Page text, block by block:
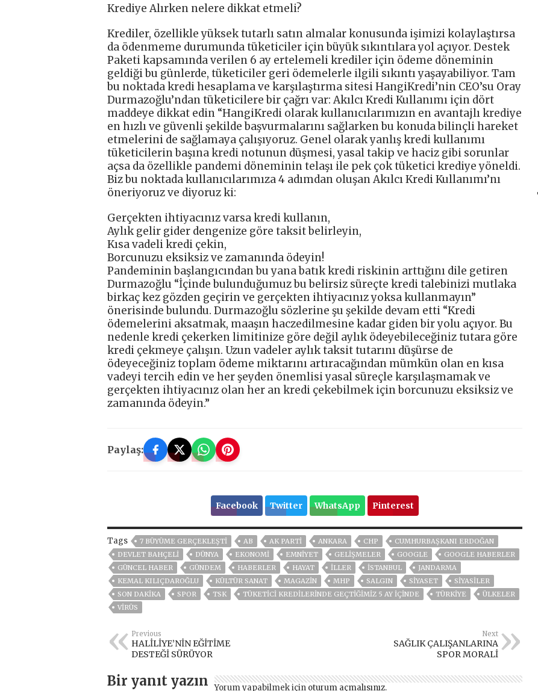
Krediye Alırken nelere dikkat etmeli?
Krediler, özellikle yüksek tutarlı satın almalar konusunda işimizi kolaylaştırsa
da ödenmeme durumunda tüketiciler için büyük sıkıntılara yol açıyor. Destek
Paketi kapsamında verilen 6 ay ertelemeli krediler için ödeme döneminin
geldiği bu günlerde, tüketiciler geri ödemelerle ilgili sıkıntı yaşayabiliyor. Tam
bu noktada kredi hesaplama ve karşılaştırma sitesi HangiKredi’nin CEO’su Oray
Durmazoğlu’ndan tüketicilere bir çağrı var: Akılcı Kredi Kullanımı için dört
maddeye dikkat edin “HangiKredi olarak kullanıcılarımızın en avantajlı krediye
en hızlı ve güvenli şekilde başvurmalarını sağlarken bu konuda bilinçli hareket
etmelerini de sağlamaya çalışıyoruz. Genel olarak yanlış kredi kullanımı
tüketicilerin başına kredi notunun düşmesi, yasal takip ve haciz gibi sorunlar
açsa da özellikle pandemi döneminin telaşı ile pek çok tüketici krediye yöneldi.
Biz bu noktada kullanıcılarımıza 4 adımdan oluşan Akılcı Kredi Kullanımı’nı
öneriyoruz ve diyoruz ki:
Gerçekten ihtiyacınız varsa kredi kullanın,
Aylık gelir gider dengenize göre taksit belirleyin,
Kısa vadeli kredi çekin,
Borcunuzu eksiksiz ve zamanında ödeyin!
Pandeminin başlangıcından bu yana batık kredi riskinin arttığını dile getiren
Durmazoğlu “İçinde bulunduğumuz bu belirsiz süreçte kredi talebinizi mutlaka
birkaç kez gözden geçirin ve gerçekten ihtiyacınız yoksa kullanmayın”
önerisinde bulundu. Durmazoğlu sözlerine şu şekilde devam etti “Kredi
ödemelerini aksatmak, maaşın haczedilmesine kadar giden bir yolu açıyor. Bu
nedenle kredi çekerken limitinize göre değil aylık ödeyebileceğiniz tutara göre
kredi çekmeye çalışın. Uzun vadeler aylık taksit tutarını düşürse de
ödeyeceğiniz toplam ödeme miktarını artıracağından mümkün olan en kısa
vadeyi tercih edin ve her şeyden önemlisi yasal süreçle karşılaşmamak ve
gerçekten ihtiyacınız olan her an kredi çekebilmek için borcunuzu eksiksiz ve
zamanında ödeyin.”
Paylaş:
Facebook Twitter WhatsApp Pinterest
Tags 7 BÜYÜME GERÇEKLEŞTI AB AK PARTİ ANKARA CHP
CUMHURBAŞKANI ERDOĞAN
DEVLET BAHÇELİ
DÜNYA EKONOMİ EMNİYET GELIŞMELER GOOGLE
GOOGLE HABERLER
GÜNCEL HABER
GÜNDEM HABERLER HAYAT İLLER ISTANBUL
JANDARMA
KEMAL KILIÇDAROĞLU
KÜLTÜR SANAT MAGAZİN MHP SALGIN SİYASET
SİYASİLER
SON DAKIKA
SPOR TSK TÜKETICI KREDILERINDE GEÇTIĞIMIZ 5 AY IÇINDE TÜRKİYE
ÜLKELER
VIRÜS
Previous
HALİLİYE’NİN EĞİTİME
DESTEĞİ SÜRÜYOR
Next
SAĞLIK ÇALIŞANLARINA
SPOR MORALİ
Bir yanıt yazın Yorum yapabilmek için oturum açmalısınız.